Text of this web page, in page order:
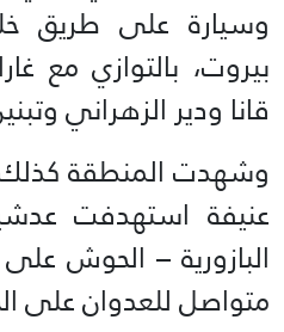
وسيارة على طريق
بيروت، بالتوازي مع
قانا ودير الزهراني
وشهدت المنطقة كذلك
عنيفة استهدفت
البازورية – الحوش
متواصل للعدوان على